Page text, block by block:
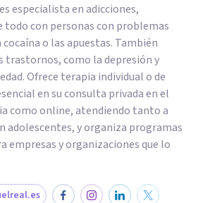
especialista en adicciones,
todo con personas con problemas
o las apuestas. También
trastornos, como la depresión y
Ofrece terapia individual o de
en su consulta privada en el
como online, atendiendo tanto a
adolescentes, y organiza programas
empresas y organizaciones que lo